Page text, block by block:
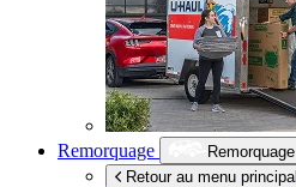
Remorquage
Remorquage
Retour au menu principal